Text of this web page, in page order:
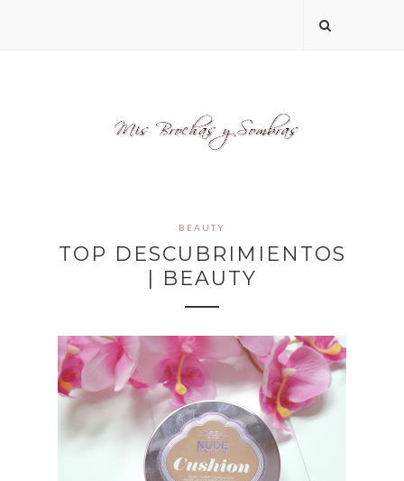
BEAUTY
TOP DESCUBRIMIENTOS
| BEAUTY